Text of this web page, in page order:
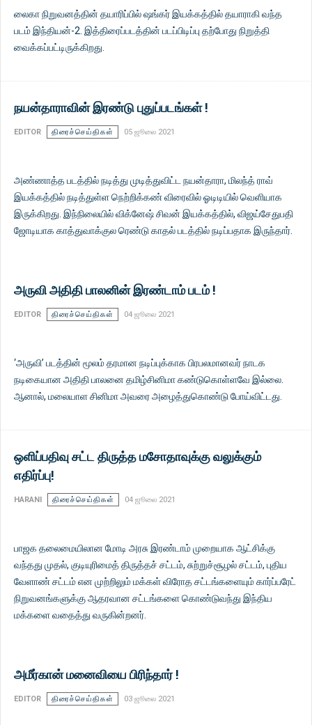
லைகா நிறுவனத்தின் தயாரிப்பில் ஷங்கர் இயக்கத்தில் தயாராகி வந்த
படம் இந்தியன்-2. இத்திரைப்படத்தின் படப்பிடிப்பு தற்போது நிறுத்தி
வைக்கப்பட்டிருக்கிறது.
நயன்தாராவின் இரண்டு புதுப்படங்கள் !
EDITOR திரைச்செய்திகள் 05 ஜூலை 2021
அண்ணாத்த படத்தில் நடித்து முடித்துவிட்ட நயன்தாரா, மிலந்த் ராவ்
இயக்கத்தில் நடித்துள்ள நெற்றிக்கண் விரைவில் ஓடிடியில் வெளியாக
இருக்கிறது. இந்நிலையில் விக்னேஷ் சிவன் இயக்கத்தில், விஜய்சேதுபதி
ஜோடியாக காத்துவாக்குல ரெண்டு காதல் படத்தில் நடிப்பதாக இருந்தார்.
அருவி அதிதி பாலனின் இரண்டாம் படம் !
EDITOR திரைச்செய்திகள் 04 ஜூலை 2021
‘அருவி’ படத்தின் மூலம் தரமான நடிப்புக்காக பிரபலமானவர் நாடக
நடிகையான அதிதி பாலனை தமிழ்சினிமா கண்டுகொள்ளவே இல்லை.
ஆனால், மலையாள சினிமா அவரை அழைத்துகொண்டு போய்விட்டது.
ஒளிப்பதிவு சட்ட திருத்த மசோதாவுக்கு வலுக்கும்
எதிர்ப்பு!
HARANI திரைச்செய்திகள் 04 ஜூலை 2021
பாஜக தலைமையிலான மோடி அரசு இரண்டாம் முறையாக ஆட்சிக்கு
வந்தது முதல், குடியுரிமைத் திருத்தச் சட்டம், சுற்றுச்சூழல் சட்டம், புதிய
வேளாண் சட்டம் என முற்றிலும் மக்கள் விரோத சட்டங்களையும் கார்ப்பரேட்
நிறுவனங்களுக்கு ஆதரவான சட்டங்களை கொண்டுவந்து இந்திய
மக்களை வதைத்து வருகின்றனர்.
அமீர்கான் மனைவியை பிரிந்தார் !
EDITOR திரைச்செய்திகள் 03 ஜூலை 2021